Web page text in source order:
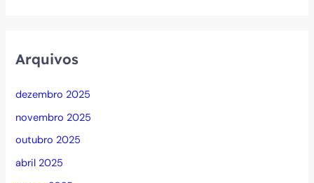
Arquivos
dezembro 2025
novembro 2025
outubro 2025
abril 2025